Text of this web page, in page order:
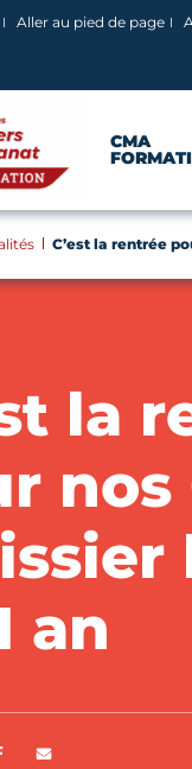
Aller au pied de page
CMA
C’est la rentrée
la
nos
an
Partager sur Facebook